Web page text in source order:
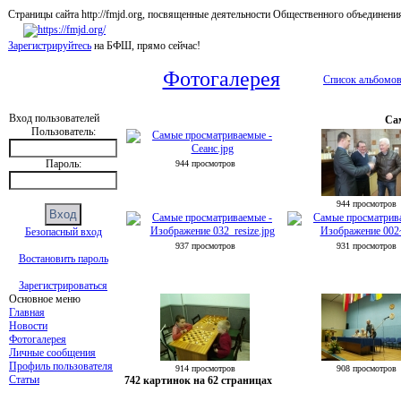
Страницы сайта http://fmjd.org, посвященные деятельности Общественного
Зарегистрируйтесь на БФШ, прямо сейчас!
Вход пользователей
Пользователь:
Пароль:
Безопасный вход
Востановить пароль
Зарегистрироваться
Основное меню
Главная
Новости
Фотогалерея
Личные сообщения
Профиль пользователя
Статьи
Фотогалерея Список альбомов
944 просмотров
944 просмотров
937 просмотров 931 просмотров
914 просмотров 908 просмотров
742 картинок на 62 страницах